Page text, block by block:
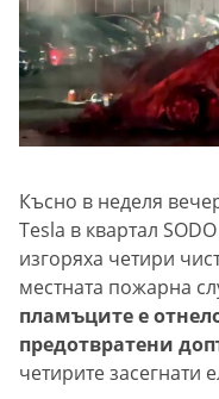
Късно в неделя
Tesla в квартал
изгоряха четири
местната пожарна
пламъците е
предотвратени
четирите засегнати